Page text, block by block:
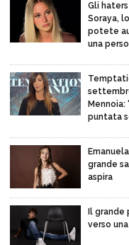
Gli
Soraya,
potete
una
Mennoia:
puntata
grande
aspira
Il grande
verso